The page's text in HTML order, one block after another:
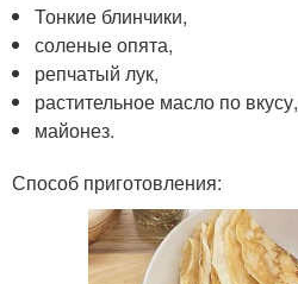
Тонкие блинчики,
соленые опята,
репчатый лук,
растительное масло по вкусу,
майонез.
Способ приготовления: